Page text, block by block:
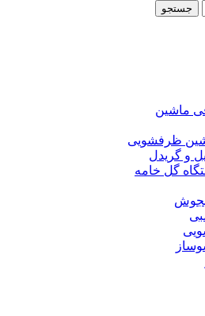
جستجو
ماشین
ظرفشویی
و گریدل
گل خامه